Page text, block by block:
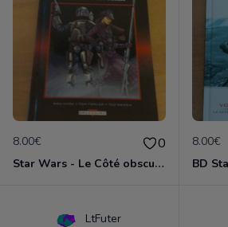
8.00€ 0
Star Wars - Le Côté obscur T01 - Jango Fett et Zam Wesell
8.00€
LtFuter